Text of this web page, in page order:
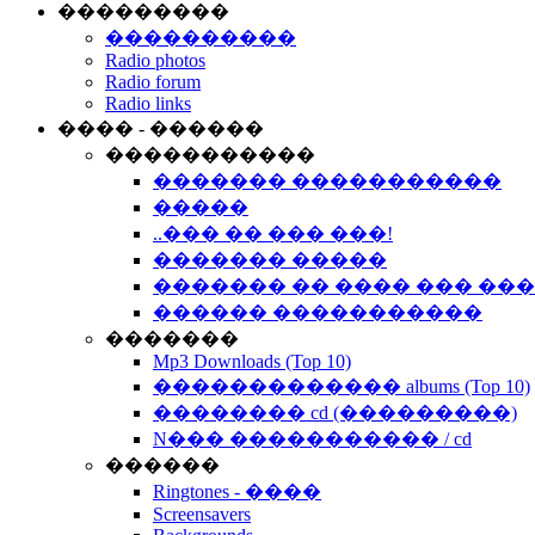
���������
����������
Radio photos
Radio forum
Radio links
���� - ������
�����������
������� �����������
�����
..��� �� ��� ���!
������� �����
������� �� ���� ���
������ �����������
�������
Mp3 Downloads (Top 10)
������������� albums (Top 10)
�������� cd (���������)
N��� ����������� / cd
������
Ringtones - ����
Screensavers